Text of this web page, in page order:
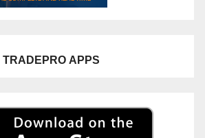
TRADEPRO APPS